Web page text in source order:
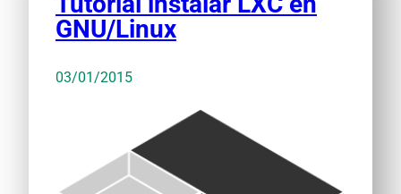
GNU/Linux
03/01/2015